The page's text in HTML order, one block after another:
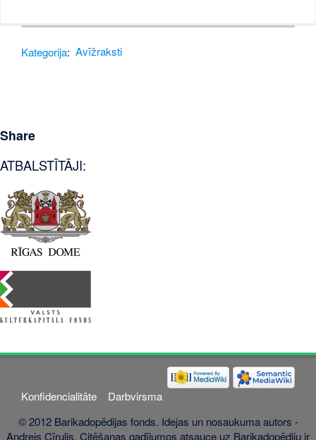
Kategorija: Avīžraksti
Share
ATBALSTĪTĀJI:
Konfidencialitāte
Darbvirsma
© 2012 Barikadopēdijas fonds. Idejas un nosaukuma autors -
Andrejs Cīrulis. Citēšanas gadījumos atsauce uz Barikadopēdiju ir